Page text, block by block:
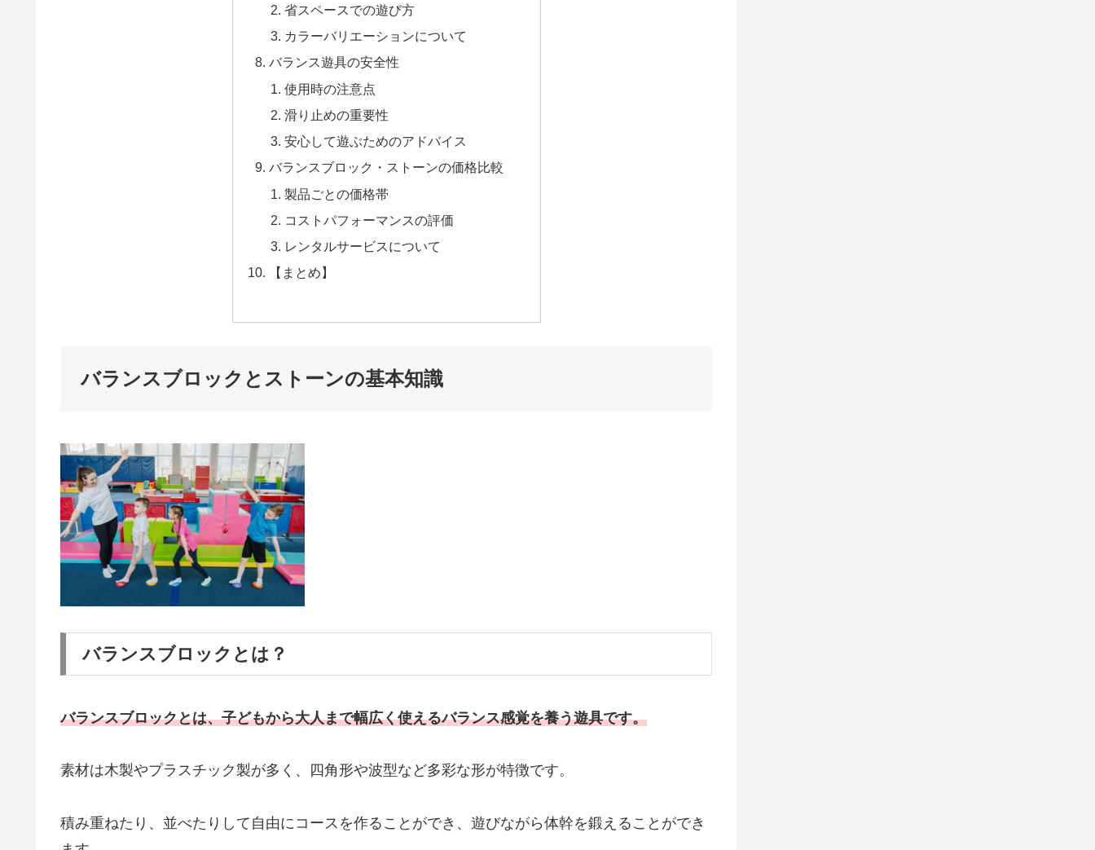
省スペースでの遊び方
カラーバリエーションについて
バランス遊具の安全性
使用時の注意点
滑り止めの重要性
安心して遊ぶためのアドバイス
バランスブロック・ストーンの価格比較
製品ごとの価格帯
コストパフォーマンスの評価
レンタルサービスについて
【まとめ】
バランスブロックとストーンの基本知識
バランスブロックとは？
バランスブロックとは、子どもから大人まで幅広く使えるバランス感覚を養う遊具です。
素材は木製やプラスチック製が多く、四角形や波型など多彩な形が特徴です。
積み重ねたり、並べたりして自由にコースを作ることができ、遊びながら体幹を鍛えることができ